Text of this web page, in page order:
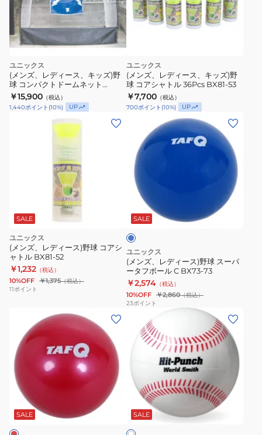
ユニックス
(メンズ、レディース、キッズ)野
球 コンパクトドームネット
BX75-62.
￥15,900 （税込）
1,440ポイント (10%) UP
ユニックス
(メンズ、レディース、キッズ)野
球 コアシャトル 36Pcs BX81-53
￥7,700 （税込）
700ポイント (10%) UP
SALE
ユニックス
(メンズ、レディース)野球 コアシ
ャトル BX81-52
￥1,232 （税込）
10%OFF ￥1,375（税込）
11ポイント
ズ、
デ
ス)
野
球
ス
ー
パ
ー
ル
BX73-
73
SALE
ル
ー
ユニックス
(メンズ、レディース)野球 スーパ
ータフボール C BX73-73
￥2,574 （税込）
10%OFF ￥2,860（税込）
23ポイント
ズ、
レ
デ
ィ
ス)
野
SALE
デ
ィ
ス)
野
SALE
イ